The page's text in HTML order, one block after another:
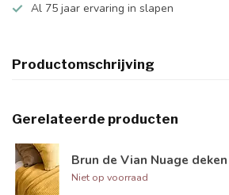
Al 75 jaar ervaring in slapen
Productomschrijving
Gerelateerde producten
Brun de Vian Nuage deken
Niet op voorraad